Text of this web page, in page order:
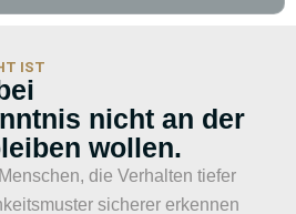
IST
nicht an der
wollen.
die Verhalten tiefer
sicherer erkennen